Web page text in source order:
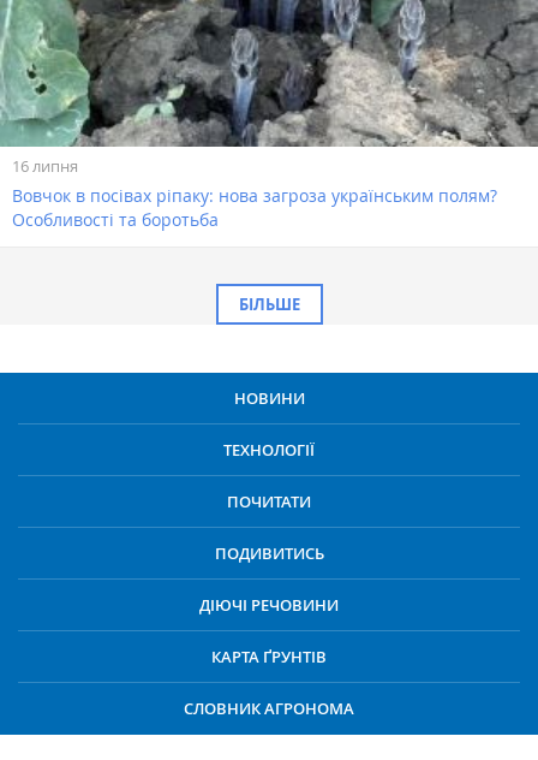
16 липня
Вовчок в посівах ріпаку: нова загроза українським полям?
Особливості та боротьба
БІЛЬШЕ
НОВИНИ
ТЕХНОЛОГІЇ
ПОЧИТАТИ
ПОДИВИТИСЬ
ДІЮЧІ РЕЧОВИНИ
КАРТА ҐРУНТІВ
СЛОВНИК АГРОНОМА